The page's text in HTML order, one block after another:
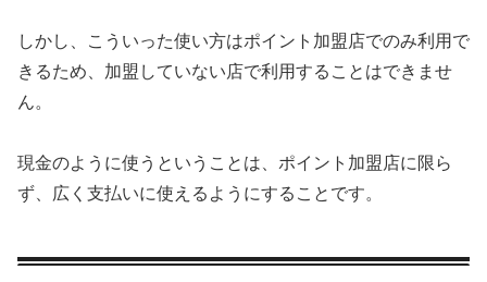
しかし、こういった使い方はポイント加盟店でのみ利用で
きるため、加盟していない店で利用することはできませ
ん。
現金のように使うということは、ポイント加盟店に限ら
ず、広く支払いに使えるようにすることです。